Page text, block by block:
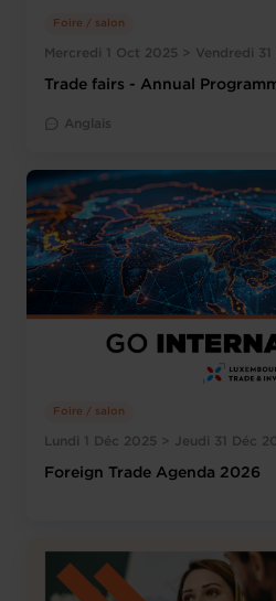
Mercredi 1 Oct 2025 > Vendredi 31
Foire / salon
Trade fairs - Annual
Anglais
Lundi 1 Déc 2025 > Jeudi 31 Déc
Foire / salon
Foreign Trade Agenda 2026